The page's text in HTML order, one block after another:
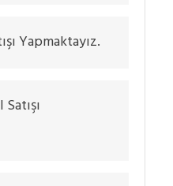
Yapmaktayız.